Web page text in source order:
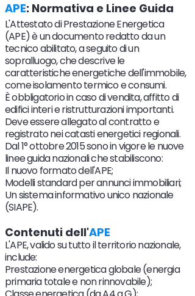
APE: Normativa e Linee Guida
L'Attestato di Prestazione Energetica
(APE) è un documento redatto da un
tecnico abilitato, a seguito di un
sopralluogo, che descrive le
caratteristiche energetiche dell'immobile,
come isolamento termico e consumi.
È obbligatorio in caso di vendita, affitto di
edifici interi e ristrutturazioni importanti.
Deve essere allegato al contratto e
registrato nei catasti energetici regionali.
Dal 1° ottobre 2015 sono in vigore le nuove
linee guida nazionali che stabiliscono:
Il nuovo formato dell'APE;
Modelli standard per annunci immobiliari;
Un sistema informativo unico nazionale
(SIAPE).
Contenuti dell'APE
L'APE, valido su tutto il territorio nazionale,
include:
Prestazione energetica globale (energia
primaria totale e non rinnovabile);